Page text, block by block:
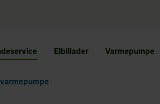
Elbillader Varmepumpe